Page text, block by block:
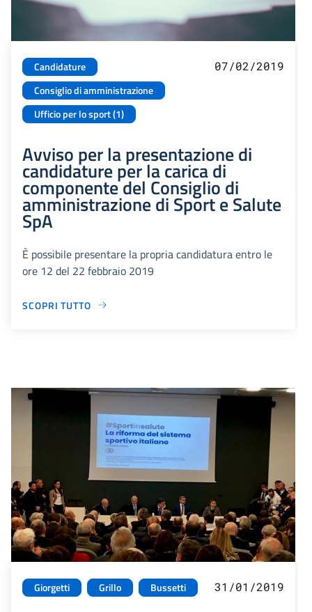
Candidature
Consiglio di amministrazione
Ufficio per lo sport (1)
07/02/2019
Avviso per la presentazione di
candidature per la carica di
componente del Consiglio di
amministrazione di Sport e Salute
SpA
È possibile presentare la propria candidatura entro le
ore 12 del 22 febbraio 2019
SCOPRI TUTTO
Giorgetti Grillo Bussetti 31/01/2019